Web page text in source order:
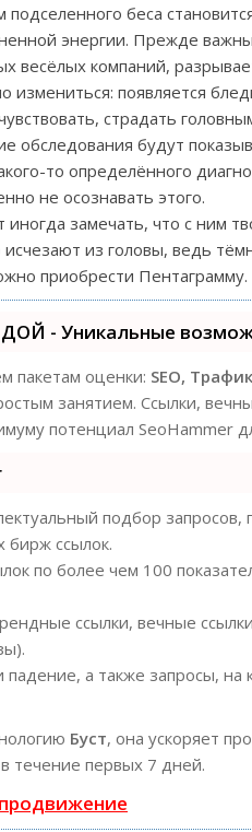
беса
энергии. Прежде
весёлых компаний,
появляется
страдать
обследования будут
то определённого
не осознавать этого.
замечать, что с ним
из головы, ведь
приобрести Пентаграмму.
- Уникальные
пакетам оценки: SEO,
занятием. Ссылки,
потенциал SeoHammer
подбор запросов,
бирж ссылок.
по более чем 100
ссылки, вечные
а также запросы,
Буст, она ускоряет
течение первых 7 дней.